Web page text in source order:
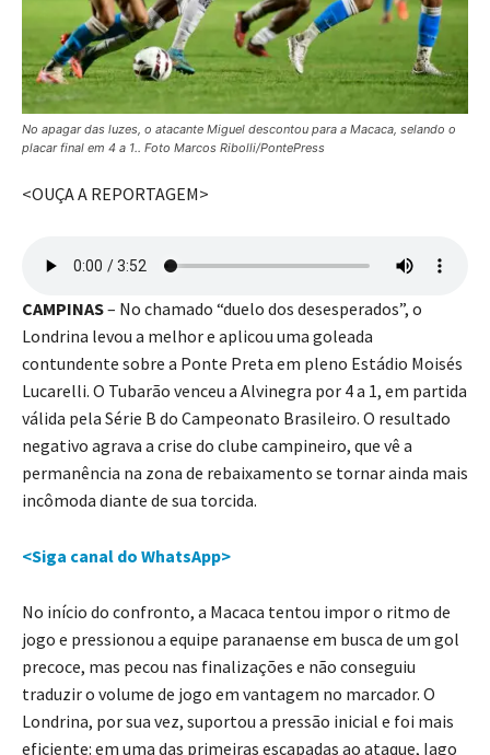
No apagar das luzes, o atacante Miguel descontou para a Macaca, selando o
placar final em 4 a 1.. Foto Marcos Ribolli/PontePress
<OUÇA A REPORTAGEM>
CAMPINAS– No chamado “duelo dos desesperados”, o
Londrina levou a melhor e aplicou uma goleada
contundente sobre a Ponte Preta em pleno Estádio Moisés
Lucarelli. O Tubarão venceu a Alvinegra por 4 a 1, em partida
válida pela Série B do Campeonato Brasileiro. O resultado
negativo agrava a crise do clube campineiro, que vê a
permanência na zona de rebaixamento se tornar ainda mais
incômoda diante de sua torcida.
<Siga canal do WhatsApp>
No início do confronto, a Macaca tentou impor o ritmo de
jogo e pressionou a equipe paranaense em busca de um gol
precoce, mas pecou nas finalizações e não conseguiu
traduzir o volume de jogo em vantagem no marcador. O
Londrina, por sua vez, suportou a pressão inicial e foi mais
eficiente: em uma das primeiras escapadas ao ataque, Iago